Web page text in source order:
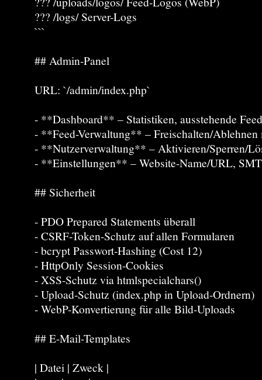
??? /logs/ Server-Logs
```
## Admin-Panel
URL: `/admin/index.php`
- **Dashboard** – Statistiken, ausstehende
- **Feed-Verwaltung** – Freischalten/
- **Nutzerverwaltung** – Aktivieren/Sperren/
- **Einstellungen** – Website-Name/URL,
## Sicherheit
- PDO Prepared Statements überall
- CSRF-Token-Schutz auf allen Formularen
- bcrypt Passwort-Hashing (Cost 12)
- HttpOnly Session-Cookies
- XSS-Schutz via htmlspecialchars()
- Upload-Schutz (index.php in Upload-Ordnern)
- WebP-Konvertierung für alle Bild-Uploads
## E-Mail-Templates
| Datei | Zweck |